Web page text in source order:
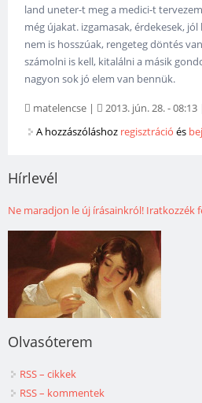
land uneter-t meg a medici-t
még újakat. izgamasak, érdekesek, jól
nem is hosszúak, rengeteg döntés
számolni is kell, kitalálni a másik
nagyon sok jó elem van bennük.
matelencse | 2013. jún. 28. - 08:13
A hozzászóláshoz regisztráció és
Hírlevél
Ne maradjon le új írásainkról! Iratkozzék
Olvasóterem
RSS – cikkek
RSS – kommentek